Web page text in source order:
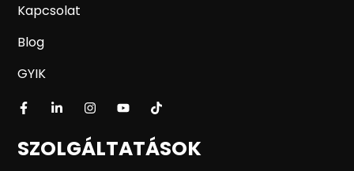
Kapcsolat
Blog
GYIK
SZOLGÁLTATÁSOK